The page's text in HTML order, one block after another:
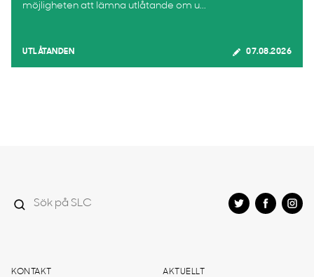
möjligheten att lämna utlåtande om u...
UTLÅTANDEN 07.08.2026
KONTAKT AKTUELLT